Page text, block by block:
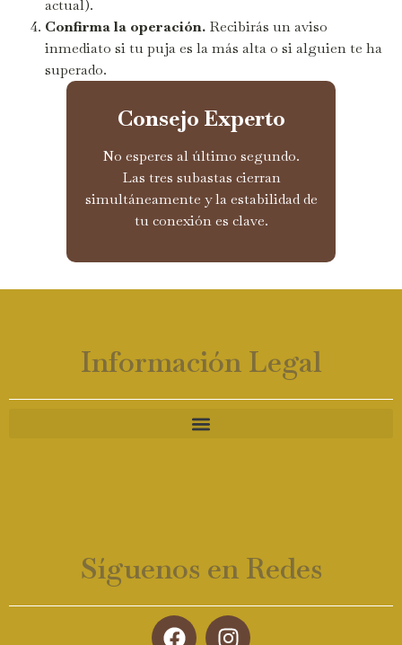
actual).
Confirma la operación. Recibirás un aviso
inmediato si tu puja es la más alta o si alguien te ha
superado.
Consejo Experto
No esperes al último segundo.
Las tres subastas cierran
simultáneamente y la estabilidad de
tu conexión es clave.
Información Legal
Síguenos en Redes